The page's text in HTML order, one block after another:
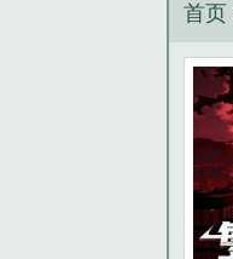
首页